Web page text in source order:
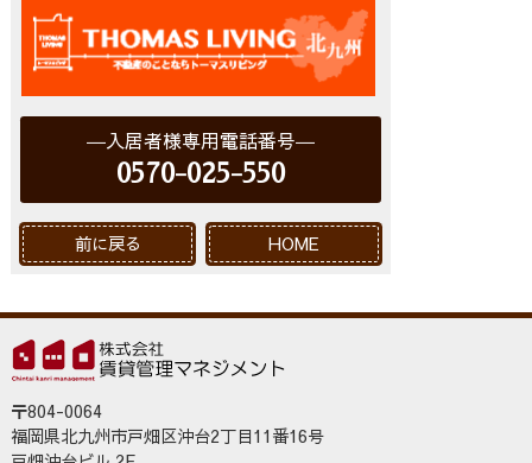
入居者様専用電話番号
0570-025-550
前に戻る HOME
〒804-0064
福岡県北九州市戸畑区沖台2丁目11番16号